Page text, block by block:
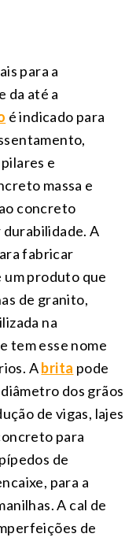
para a
da até a
é indicado para
e
massa e
concreto
A
fabricar
um produto que
de granito,
na
tem esse nome
Abrita pode
dos grãos
de vigas, lajes
para
de
para a
A cal de
de